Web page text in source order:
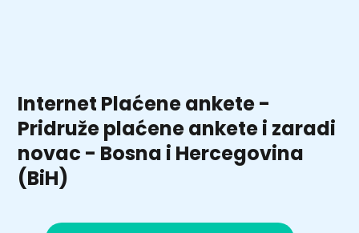
Internet Plaćene ankete -
Pridruže plaćene ankete i zaradi
novac - Bosna i Hercegovina
(BiH)